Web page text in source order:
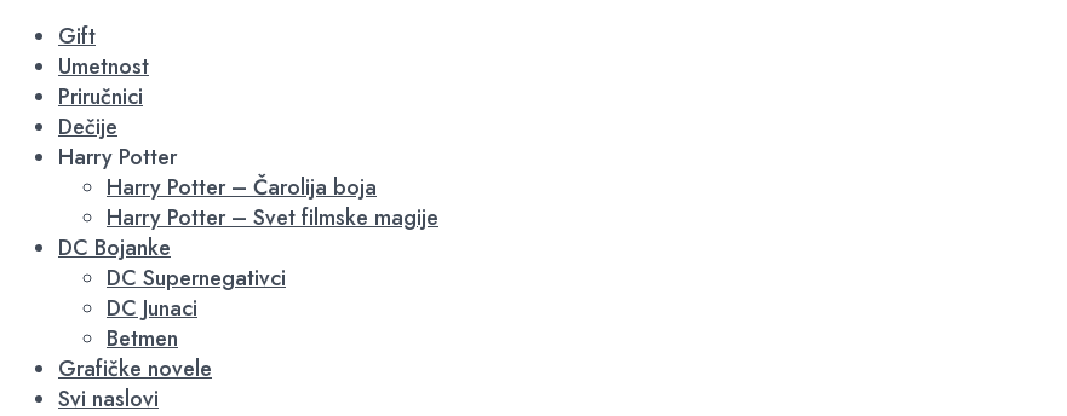
Gift
Umetnost
Priručnici
Dečije
Harry Potter
Harry Potter – Čarolija boja
Harry Potter – Svet filmske magije
DC Bojanke
DC Supernegativci
DC Junaci
Betmen
Grafičke novele
Svi naslovi